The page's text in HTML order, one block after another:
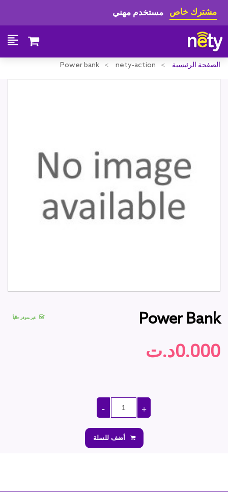
مشترك خاص مستخدم مهني
الصفحة الرئيسية nety-action
Power bank
Power Bank
0.000د.ت
غير متوفر حالياً
أضف للسلة